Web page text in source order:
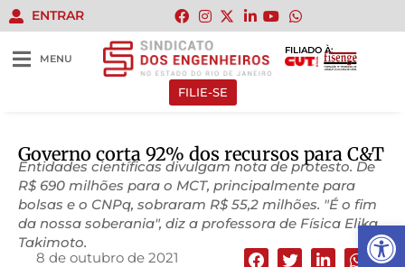
Abrir
ENTRAR
MENU
FILIADO À:
FILIE-SE
Governo corta 92% dos recursos para C&T
Entidades científicas divulgam nota de protesto. De
R$ 690 milhões para o MCT, principalmente para
bolsas e o CNPq, sobraram R$ 55,2 milhões. "É o fim
da nossa soberania", diz a professora de Física Elika
Takimoto.
8 de outubro de 2021